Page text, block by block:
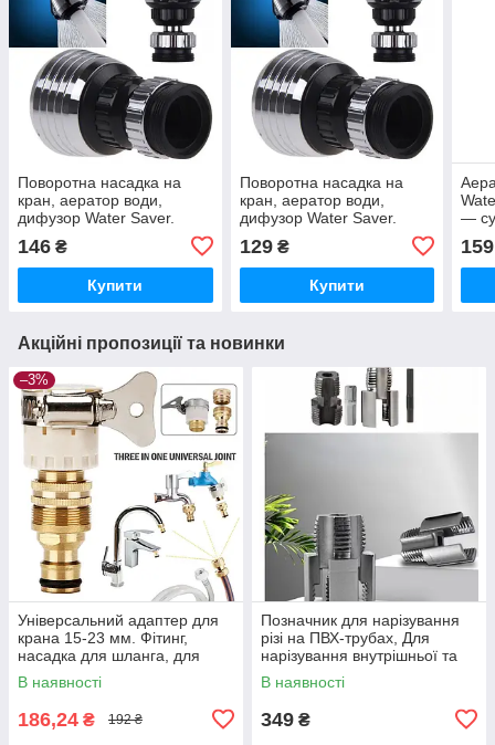
Поворотна насадка на
кран, аератор води,
дифузор Water Saver.
146 ₴
Купити
Поворотна насадка на
кран, аератор води,
дифузор Water Saver.
129₴
Купити
—
159
Акційні пропозиції та новинки
–3%
Універсальний адаптер для
крана 15-23 мм. Фітинг,
насадка для шланга, для
раковини, для поливання,
В наявності
186,24 ₴ 192 ₴
Позначник для нарізування
різі на ПВХ-трубах, Для
нарізування внутрішньої та
зовнішньої різі, сумісний з
електричною дриллю. Набір
В наявності
349 ₴